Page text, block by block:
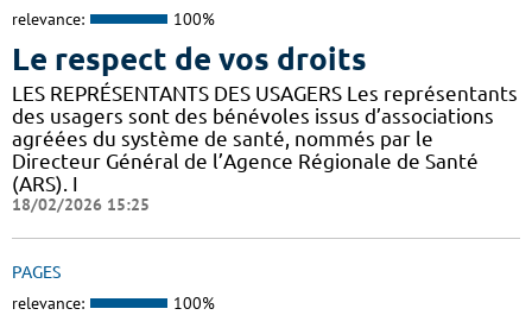
relevance: 100%
Le respect de vos droits
LES REPRÉSENTANTS DES USAGERS Les représentants
des usagers sont des bénévoles issus d’associations
agréées du système de santé, nommés par le
Directeur Général de l’Agence Régionale de Santé
(ARS). I
18/02/2026 15:25
PAGES
relevance: 100%